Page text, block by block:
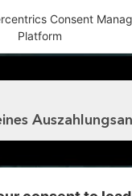
Consent
Platform